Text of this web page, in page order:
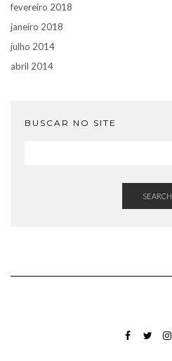
fevereiro 2018
janeiro 2018
julho 2014
abril 2014
BUSCAR NO SITE
SEARCH